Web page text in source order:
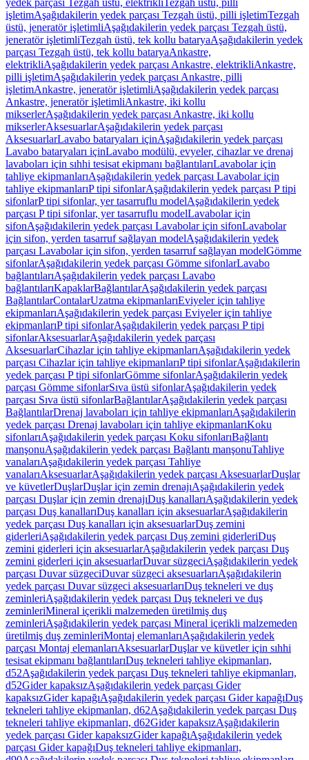
yedek parçası Tezgah üstü, elektrikli Tezgah üstü, pilli
işletimAşağıdakilerin yedek parçası Tezgah üstü, pilli işletimTezgah
üstü, jeneratör işletimliAşağıdakilerin yedek parçası Tezgah üstü,
jeneratör işletimliTezgah üstü, tek kollu bataryaAşağıdakilerin yedek
parçası Tezgah üstü, tek kollu bataryaAnkastre,
elektrikliAşağıdakilerin yedek parçası Ankastre, elektrikliAnkastre,
pilli işletimAşağıdakilerin yedek parçası Ankastre, pilli
işletimAnkastre, jeneratör işletimliAşağıdakilerin yedek parçası
Ankastre, jeneratör işletimliAnkastre, iki kollu
mikserlerAşağıdakilerin yedek parçası Ankastre, iki kollu
mikserlerAksesuarlarAşağıdakilerin yedek parçası
AksesuarlarLavabo bataryaları içinAşağıdakilerin yedek parçası
Lavabo bataryaları içinLavabo modülü, evyeler, cihazlar ve drenaj
lavaboları için sıhhi tesisat ekipmanı bağlantılarıLavabolar için
tahliye ekipmanlarıAşağıdakilerin yedek parçası Lavabolar için
tahliye ekipmanlarıP tipi sifonlarAşağıdakilerin yedek parçası P tipi
sifonlarP tipi sifonlar, yer tasarruflu modelAşağıdakilerin yedek
parçası P tipi sifonlar, yer tasarruflu modelLavabolar için
sifonAşağıdakilerin yedek parçası Lavabolar için sifonLavabolar
için sifon, yerden tasarruf sağlayan modelAşağıdakilerin yedek
parçası Lavabolar için sifon, yerden tasarruf sağlayan modelGömme
sifonlarAşağıdakilerin yedek parçası Gömme sifonlarLavabo
bağlantılarıAşağıdakilerin yedek parçası Lavabo
bağlantılarıKapaklarBağlantılarAşağıdakilerin yedek parçası
BağlantılarContalarUzatma ekipmanlarıEviyeler için tahliye
ekipmanlarıAşağıdakilerin yedek parçası Eviyeler için tahliye
ekipmanlarıP tipi sifonlarAşağıdakilerin yedek parçası P tipi
sifonlarAksesuarlarAşağıdakilerin yedek parçası
AksesuarlarCihazlar için tahliye ekipmanlarıAşağıdakilerin yedek
parçası Cihazlar için tahliye ekipmanlarıP tipi sifonlarAşağıdakilerin
yedek parçası P tipi sifonlarGömme sifonlarAşağıdakilerin yedek
parçası Gömme sifonlarSıva üstü sifonlarAşağıdakilerin yedek
parçası Sıva üstü sifonlarBağlantılarAşağıdakilerin yedek parçası
BağlantılarDrenaj lavaboları için tahliye ekipmanlarıAşağıdakilerin
yedek parçası Drenaj lavaboları için tahliye ekipmanlarıKoku
sifonlarıAşağıdakilerin yedek parçası Koku sifonlarıBağlantı
manşonuAşağıdakilerin yedek parçası Bağlantı manşonuTahliye
vanalarıAşağıdakilerin yedek parçası Tahliye
vanalarıAksesuarlarAşağıdakilerin yedek parçası AksesuarlarDuşlar
ve küvetlerDuşlarDuşlar için zemin drenajıAşağıdakilerin yedek
parçası Duşlar için zemin drenajıDuş kanallarıAşağıdakilerin yedek
parçası Duş kanallarıDuş kanalları için aksesuarlarAşağıdakilerin
yedek parçası Duş kanalları için aksesuarlarDuş zemini
giderleriAşağıdakilerin yedek parçası Duş zemini giderleriDuş
zemini giderleri için aksesuarlarAşağıdakilerin yedek parçası Duş
zemini giderleri için aksesuarlarDuvar süzgeciAşağıdakilerin yedek
parçası Duvar süzgeciDuvar süzgeci aksesuarlarıAşağıdakilerin
yedek parçası Duvar süzgeci aksesuarlarıDuş tekneleri ve duş
zeminleriAşağıdakilerin yedek parçası Duş tekneleri ve duş
zeminleriMineral içerikli malzemeden üretilmiş duş
zeminleriAşağıdakilerin yedek parçası Mineral içerikli malzemeden
üretilmiş duş zeminleriMontaj elemanlarıAşağıdakilerin yedek
parçası Montaj elemanlarıAksesuarlarDuşlar ve küvetler için sıhhi
tesisat ekipmanı bağlantılarıDuş tekneleri tahliye ekipmanları,
d52Aşağıdakilerin yedek parçası Duş tekneleri tahliye ekipmanları,
d52Gider kapaksızAşağıdakilerin yedek parçası Gider
kapaksızGider kapağıAşağıdakilerin yedek parçası Gider kapağıDuş
tekneleri tahliye ekipmanları, d62Aşağıdakilerin yedek parçası Duş
tekneleri tahliye ekipmanları, d62Gider kapaksızAşağıdakilerin
yedek parçası Gider kapaksızGider kapağıAşağıdakilerin yedek
parçası Gider kapağıDuş tekneleri tahliye ekipmanları,